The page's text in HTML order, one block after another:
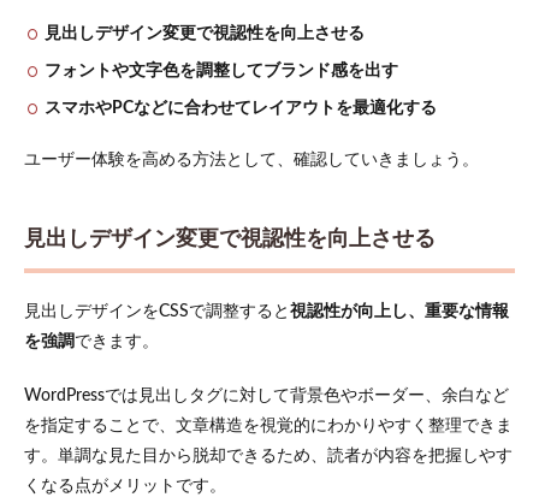
見出しデザイン変更で視認性を向上させる
フォントや文字色を調整してブランド感を出す
スマホやPCなどに合わせてレイアウトを最適化する
ユーザー体験を高める方法として、確認していきましょう。
見出しデザイン変更で視認性を向上させる
見出しデザインをCSSで調整すると 視認性が向上し、重要な情報
を強調できます。
WordPressでは見出しタグに対して背景色やボーダー、余白など
を指定することで、文章構造を視覚的にわかりやすく整理できま
す。単調な見た目から脱却できるため、読者が内容を把握しやす
くなる点がメリットです。